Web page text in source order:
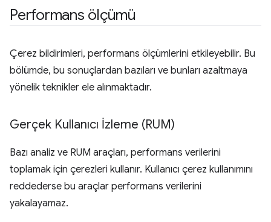
Performans ölçümü
Çerez bildirimleri, performans ölçümlerini etkileyebilir. Bu
bölümde, bu sonuçlardan bazıları ve bunları azaltmaya
yönelik teknikler ele alınmaktadır.
Gerçek Kullanıcı İzleme (RUM)
Bazı analiz ve RUM araçları, performans verilerini
toplamak için çerezleri kullanır. Kullanıcı çerez kullanımını
reddederse bu araçlar performans verilerini
yakalayamaz.